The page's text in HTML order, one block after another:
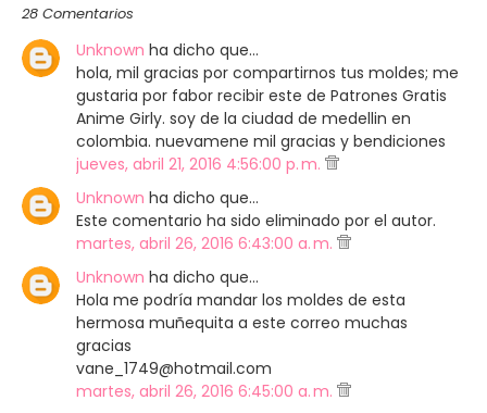
28 Comentarios
Unknown ha dicho que…
hola, mil gracias por compartirnos tus moldes; me
gustaria por fabor recibir este de Patrones Gratis
Anime Girly. soy de la ciudad de medellin en
colombia. nuevamene mil gracias y bendiciones
jueves, abril 21, 2016 4:56:00 p. m.
Unknown ha dicho que…
Este comentario ha sido eliminado por el autor.
martes, abril 26, 2016 6:43:00 a. m.
Unknown ha dicho que…
Hola me podría mandar los moldes de esta
hermosa muñequita a este correo muchas
gracias
vane_1749@hotmail.com
martes, abril 26, 2016 6:45:00 a. m.